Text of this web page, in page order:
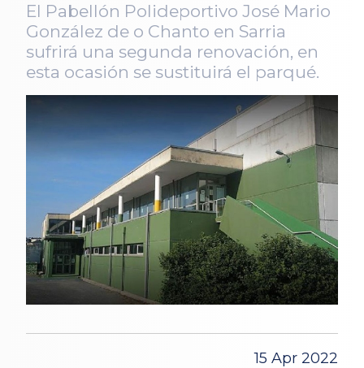
El Pabellón Polideportivo José Mario
González de o Chanto en Sarria
sufrirá una segunda renovación, en
esta ocasión se sustituirá el parqué.
15 Apr 2022